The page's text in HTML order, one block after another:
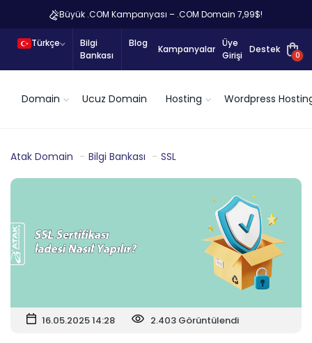
Büyük .COM Kampanyası – .COM Domain 7,99$!
Türkçe
Bilgi
Bankası
Blog
Kampanyalar
Üye
Girişi
Destek
0
Domain Ucuz Domain Hosting Wordpress
Atak Domain Bilgi Bankası SSL
16.05.2025 14:28 2.403 Görüntülendi